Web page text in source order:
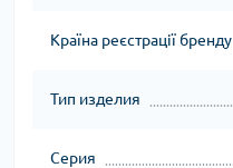
Країна реєстрації бренду
Тип изделия
Серия